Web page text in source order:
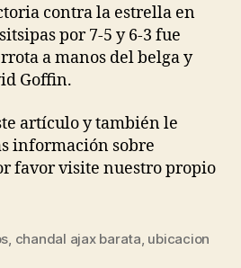
contra la estrella en
por 7-5 y 6-3 fue
a manos del belga y
Goffin.
artículo y también le
información sobre
favor visite nuestro propio
chandal ajax barata ubicacion